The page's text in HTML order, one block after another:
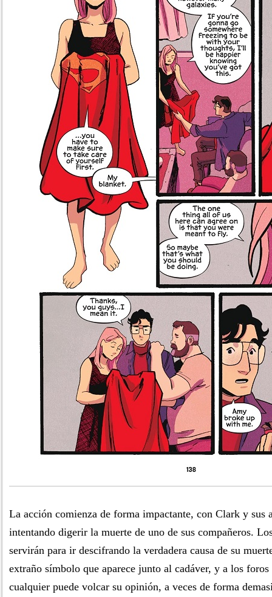
La acción comienza de forma impactante, con Clark y sus
intentando digerir la muerte de uno de sus compañeros.
servirán para ir descifrando la verdadera causa de su
extraño símbolo que aparece junto al cadáver, y a los
cualquier puede volcar su opinión, a veces de forma